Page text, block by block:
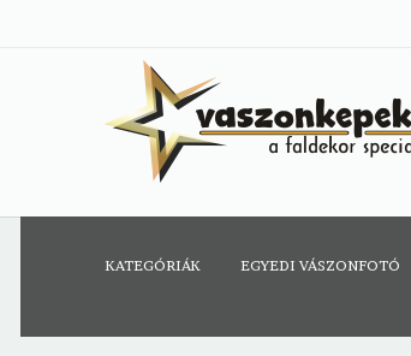
KATEGÓRIÁK EGYEDI VÁSZONFOTÓ